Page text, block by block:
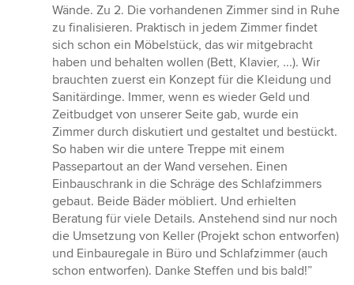
Wände. Zu 2. Die vorhandenen Zimmer sind in Ruhe
zu finalisieren. Praktisch in jedem Zimmer findet
sich schon ein Möbelstück, das wir mitgebracht
haben und behalten wollen (Bett, Klavier, ...). Wir
brauchten zuerst ein Konzept für die Kleidung und
Sanitärdinge. Immer, wenn es wieder Geld und
Zeitbudget von unserer Seite gab, wurde ein
Zimmer durch diskutiert und gestaltet und bestückt.
So haben wir die untere Treppe mit einem
Passepartout an der Wand versehen. Einen
Einbauschrank in die Schräge des Schlafzimmers
gebaut. Beide Bäder möbliert. Und erhielten
Beratung für viele Details. Anstehend sind nur noch
die Umsetzung von Keller (Projekt schon entworfen)
und Einbauregale in Büro und Schlafzimmer (auch
schon entworfen). Danke Steffen und bis bald!”